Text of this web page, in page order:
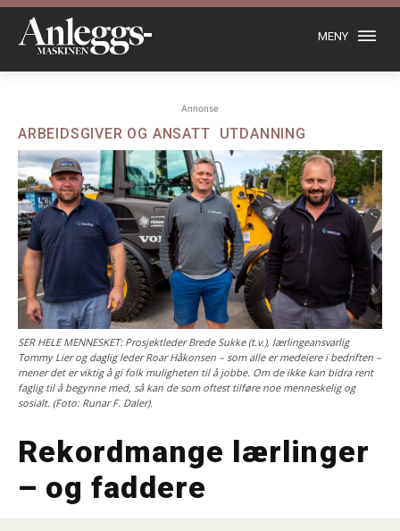
MENY
Annonse
ARBEIDSGIVER OG ANSATT UTDANNING
SER HELE MENNESKET: Prosjektleder Brede Sukke (t.v.), lærlingeansvarlig
Tommy Lier og daglig leder Roar Håkonsen – som alle er medeiere i bedriften –
mener det er viktig å gi folk muligheten til å jobbe. Om de ikke kan bidra rent
faglig til å begynne med, så kan de som oftest tilføre noe menneskelig og
sosialt. (Foto: Runar F. Daler).
Rekordmange lærlinger
– og faddere